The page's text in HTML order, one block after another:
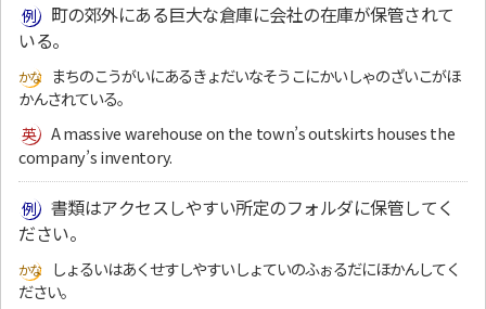
町の郊外にある巨大な倉庫に会社の在庫が保管されて
いる。
まちのこうがいにあるきょだいなそうこにかいしゃのざいこがほ
かんされている。
A massive warehouse on the town’s outskirts houses the
company’s inventory.
書類はアクセスしやすい所定のフォルダに保管してく
ださい。
しょるいはあくせすしやすいしょていのふぉるだにほかんしてく
ださい。